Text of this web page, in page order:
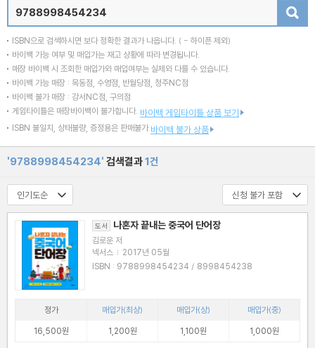
ISBN으로 검색하시면 보다 정확한 결과가 나옵니다. ( - 하이픈 제외)
바이백 가능 여부 및 매입가는 재고 상황에 따라 변경됩니다.
매장 바이백 시 조회한 매입가와 매입여부는 실제와 다를 수 있습니다.
바이백 가능 매장 : 목동점, 수영점, 반월당점, 청주NC점
바이백 불가 매장 : 강서NC점, 구의점
게임타이틀은 매장바이백이 불가합니다. 바이백 게임타이틀 상품 보기
ISBN 불일치, 상태불량, 증정용은 판매불가 바이백 불가 상품
'9788998454234' 검색결과1건
도서 나혼자 끝내는 중국어 단어장
김로운 저
넥서스 | 2017년 05월
ISBN : 9788998454234 / 8998454238
정가 매입가(최상) 매입가(상)
매입가(중)
16,500원
1,200원 1,100원 1,000원